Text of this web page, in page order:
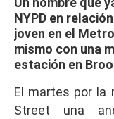
NYPD en
joven en el
mismo con una
estación en
El martes por la
Street una